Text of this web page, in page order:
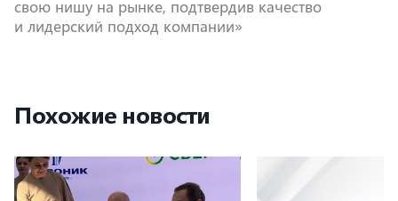
свою нишу на рынке, подтвердив качество
и лидерский подход компании»
Похожие новости